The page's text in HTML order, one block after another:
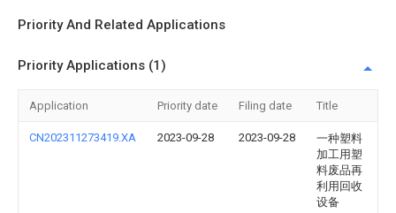
Priority And Related Applications
Priority Applications (1)
Application Priority date Filing date Title
CN202311273419.XA 2023-09-28 2023-09-28
一种塑料
加工用塑
料废品再
利用回收
设备